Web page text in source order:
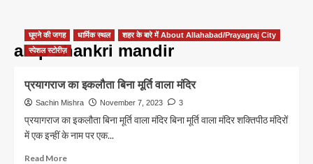
alop shankri mandir
घूमने की जगह धार्मिक स्थल
शहर के बारे में About Allahabad/Prayagraj City
स्पेशल स्टोरीज़
प्रयागराज का इकलौता बिना मूर्ति वाला मंदिर
Sachin Mishra November 7, 2023 3
प्रयागराज का इकलौता बिना मूर्ति वाला मंदिर बिना मूर्ति वाला मंदिर शक्तिपीठ मंदिरों
में एक इन्हीं के नाम पर एक...
Read MoreRead